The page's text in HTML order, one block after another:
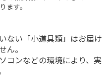
ます。
ない「小道具類」はお届け
ん。
コンなどの環境により、実